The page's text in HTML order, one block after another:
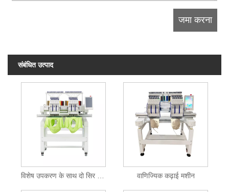
संबंधित उत्पाद
विशेष उपकरण के साथ दो सिर वाली कढ़ाई मशीन वाणिज्यिक कढ़ाई मशीन